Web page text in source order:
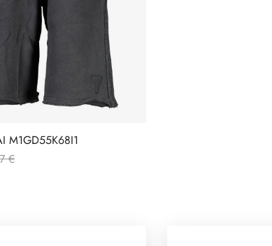
M1GD55K68I1
€